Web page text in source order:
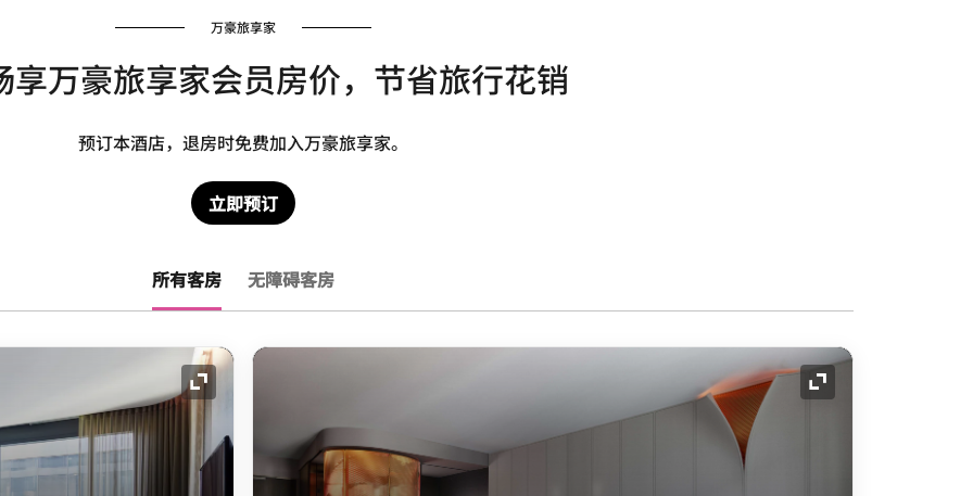
万豪旅享家
享万豪旅享家会员房价，节省旅行花销
预订本酒店，退房时免费加入万豪旅享家。
立即预订
所有客房 无障碍客房
展开图标 展开图标